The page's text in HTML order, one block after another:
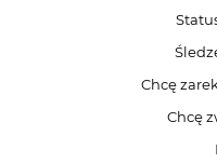
Chcę
Chcę